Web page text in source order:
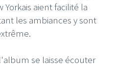
aient facilité la
les ambiances y sont
se laisse écouter